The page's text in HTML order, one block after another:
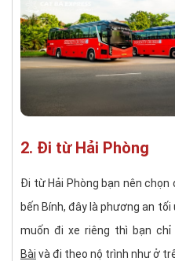
2. Đi từ Hải Phòng
Đi từ Hải Phòng bạn nên
bến Bính, đây là phương an
muốn đi xe riêng thì bạn
Bài và đi theo nộ trình như ở